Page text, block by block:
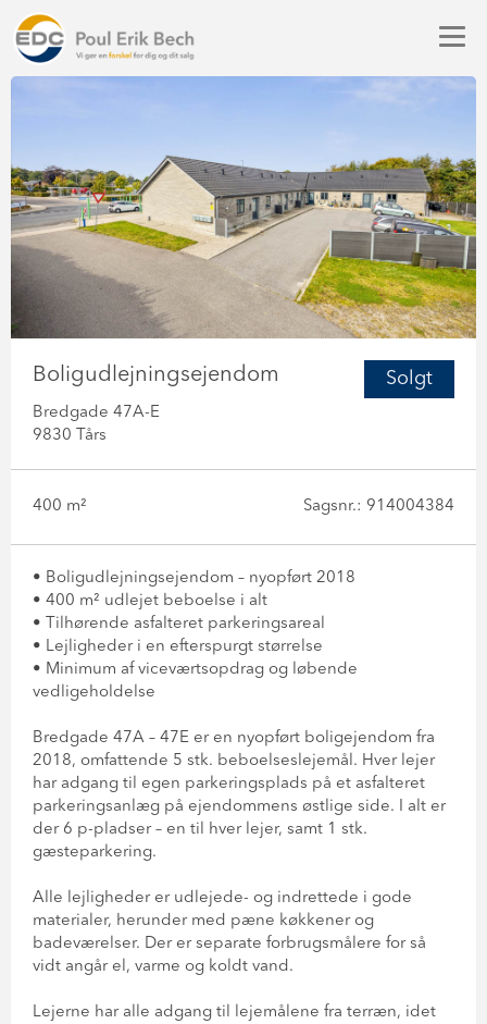
Solgt
Boligudlejningsejendom
Bredgade 47A-E
9830 Tårs
400 m² Sagsnr.: 914004384
• Boligudlejningsejendom – nyopført 2018
• 400 m² udlejet beboelse i alt
• Tilhørende asfalteret parkeringsareal
• Lejligheder i en efterspurgt størrelse
• Minimum af viceværtsopdrag og løbende
vedligeholdelse
Bredgade 47A – 47E er en nyopført boligejendom fra
2018, omfattende 5 stk. beboelseslejemål. Hver lejer
har adgang til egen parkeringsplads på et asfalteret
parkeringsanlæg på ejendommens østlige side. I alt er
der 6 p-pladser – en til hver lejer, samt 1 stk.
gæsteparkering.
Alle lejligheder er udlejede- og indrettede i gode
materialer, herunder med pæne køkkener og
badeværelser. Der er separate forbrugsmålere for så
vidt angår el, varme og koldt vand.
Lejerne har alle adgang til lejemålene fra terræn, idet